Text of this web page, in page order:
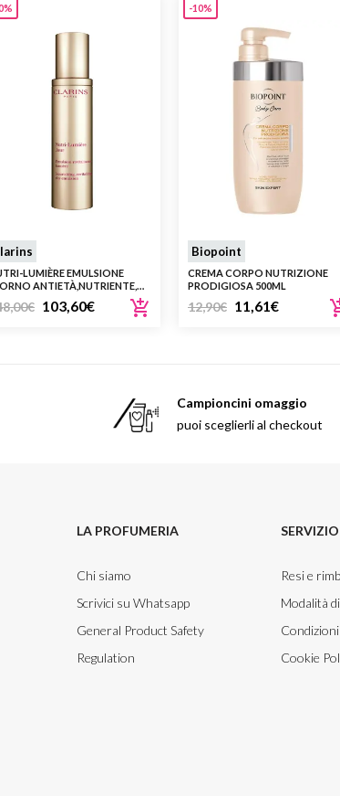
LUMIÈRE EMULSIONE
ANTIETÀ,NUTRIENTE,
ML
€ 103,60€
-10%
Biopoint
CREMA CORPO NUTRIZIONE
PRODIGIOSA 500ML
12,90€ 11,61€
Campioncini omaggio
puoi sceglierli al checkout
LA PROFUMERIA
Chi siamo
Scrivici su Whatsapp
General Product Safety
Regulation
Resi e
Modalità
Cookie